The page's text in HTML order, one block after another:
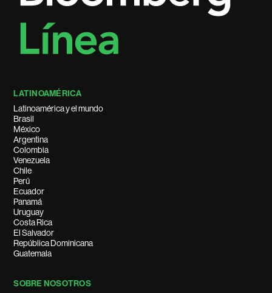
LATINOAMÉRICA
Latinoamérica y el mundo
Brasil
México
Argentina
Colombia
Venezuela
Chile
Perú
Ecuador
Panamá
Uruguay
Costa Rica
El Salvador
República Dominicana
Guatemala
SOBRE NOSOTROS